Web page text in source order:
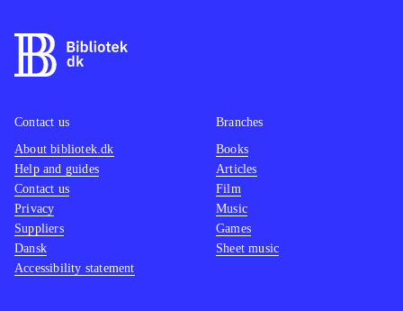
Contact us
About bibliotek.dk
Help and guides
Contact us
Privacy
Suppliers
Dansk
Accessibility statement
Branches
Books
Articles
Film
Music
Games
Sheet music